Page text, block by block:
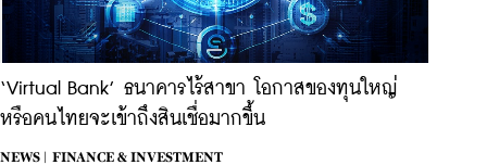
‘Virtual Bank’ ธนาคารไร้สาขา โอกาสของทุนใหญ่
หรือคนไทยจะเข้าถึงสินเชื่อมากขึ้น
NEWS | FINANCE & INVESTMENT